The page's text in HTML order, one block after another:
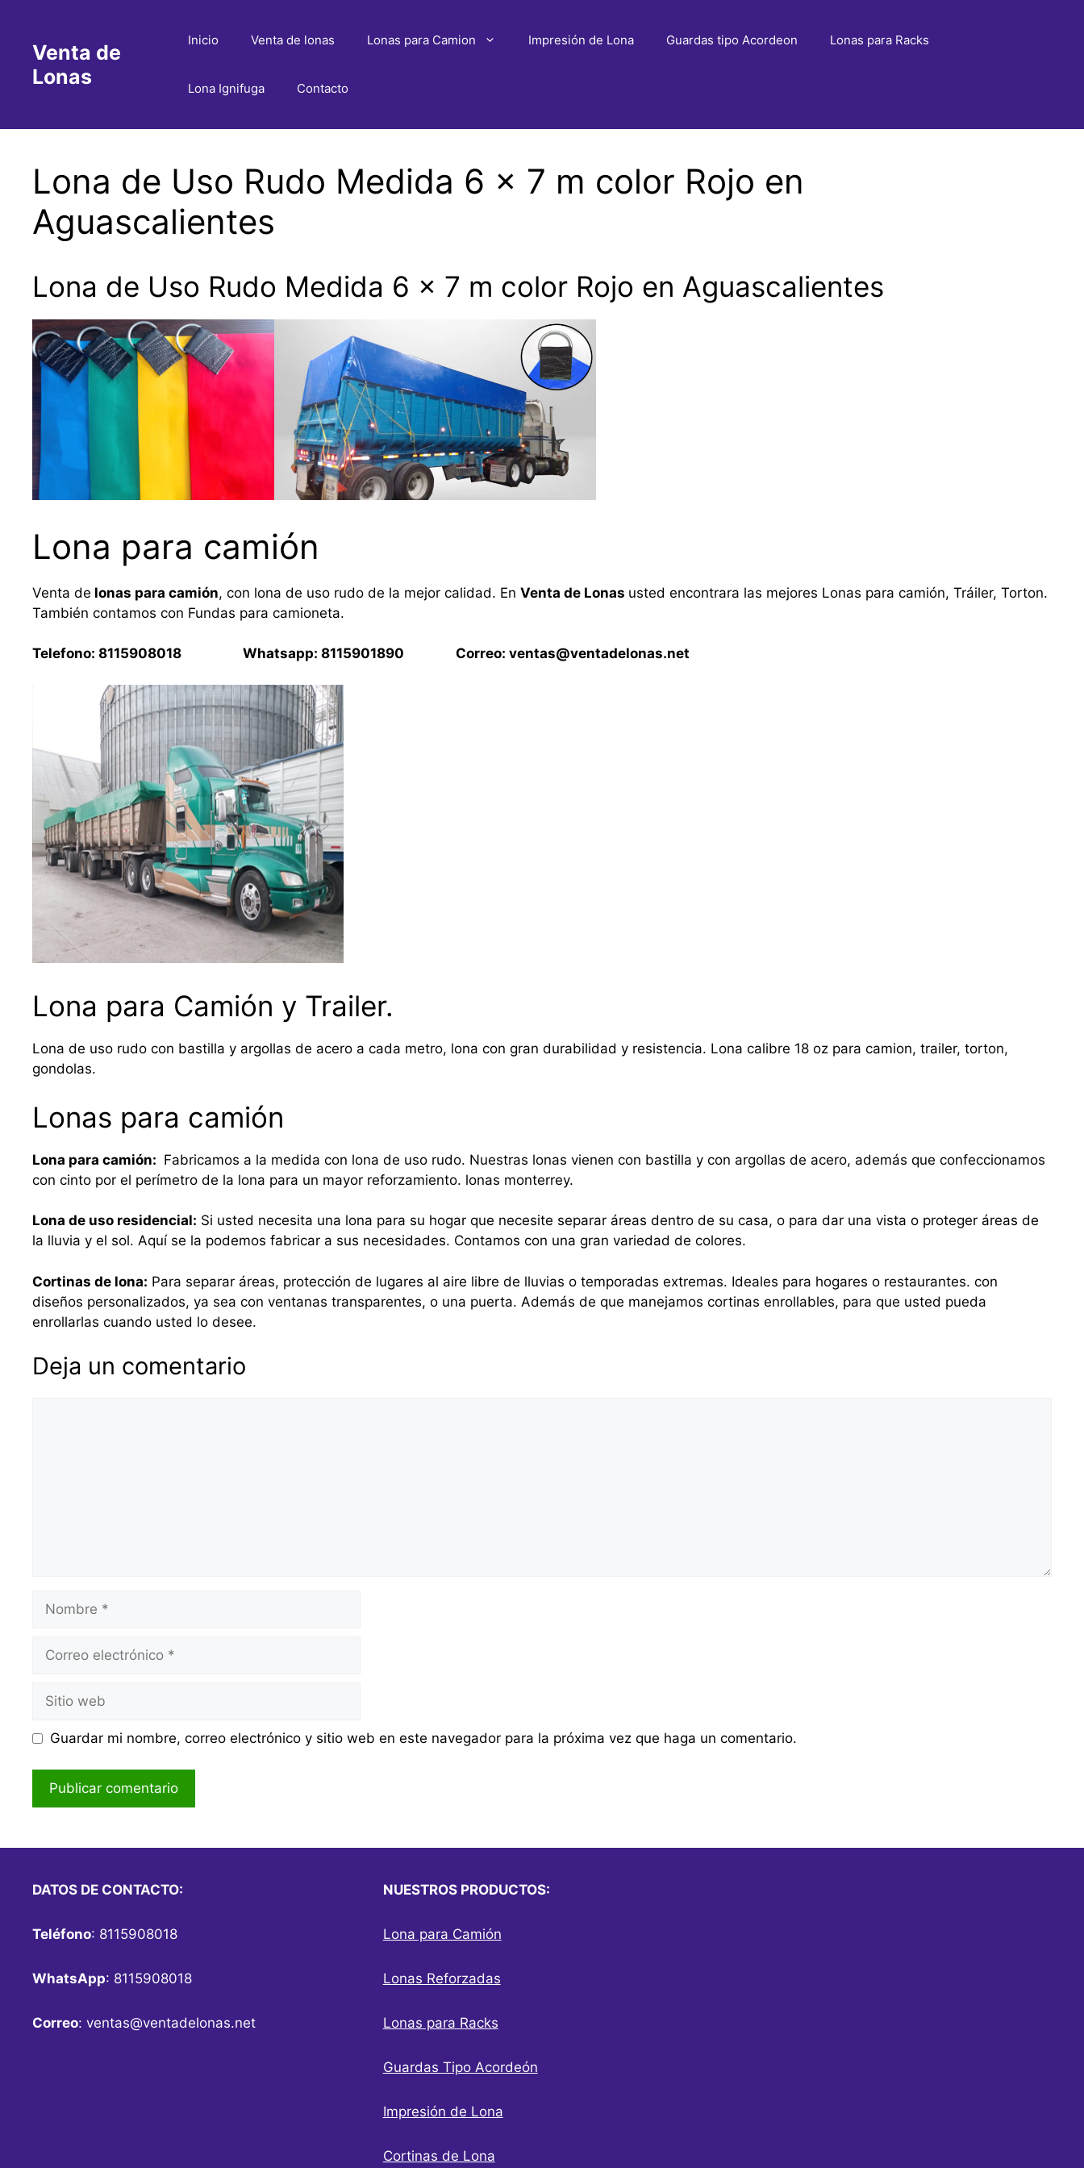
contenidoVenta de
Lonas
Inicio Venta de lonas Lonas para Camion Impresión de Lona Guardas tipo Acordeon Lonas para Racks
Lona Ignifuga Contacto
Lona de Uso Rudo Medida 6 x 7 m color Rojo en
Aguascalientes
Lona de Uso Rudo Medida 6 x 7 m color Rojo en Aguascalientes
Lona para camión
Venta de lonas para camión, con lona de uso rudo de la mejor calidad. En Venta de Lonas usted encontrara las mejores Lonas para camión, Tráiler, Torton.
También contamos con Fundas para camioneta.
Telefono: 8115908018 Whatsapp: 8115901890 Correo: ventas@ventadelonas.net
Lona para Camión y Trailer.
Lona de uso rudo con bastilla y argollas de acero a cada metro, lona con gran durabilidad y resistencia. Lona calibre 18 oz para camion, trailer, torton,
gondolas.
Lonas para camión
Lona para camión: Fabricamos a la medida con lona de uso rudo. Nuestras lonas vienen con bastilla y con argollas de acero, además que confeccionamos
con cinto por el perímetro de la lona para un mayor reforzamiento. lonas monterrey.
Lona de uso residencial: Si usted necesita una lona para su hogar que necesite separar áreas dentro de su casa, o para dar una vista o proteger áreas de
la lluvia y el sol. Aquí se la podemos fabricar a sus necesidades. Contamos con una gran variedad de colores.
Cortinas de lona: Para separar áreas, protección de lugares al aire libre de lluvias o temporadas extremas. Ideales para hogares o restaurantes. con
diseños personalizados, ya sea con ventanas transparentes, o una puerta. Además de que manejamos cortinas enrollables, para que usted pueda
enrollarlas cuando usted lo desee.
Deja un comentario
Nombre
Correo
Sitio
web
Guardar mi nombre, correo electrónico y sitio web en este navegador para la próxima vez que haga un comentario.
DATOS DE CONTACTO:
Teléfono: 8115908018
WhatsApp: 8115908018
Correo: ventas@ventadelonas.net
NUESTROS PRODUCTOS:
Lona para Camión
Lonas Reforzadas
Lonas para Racks
Guardas Tipo Acordeón
Impresión de Lona
Cortinas de Lona